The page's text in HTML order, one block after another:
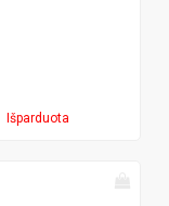
Išparduota